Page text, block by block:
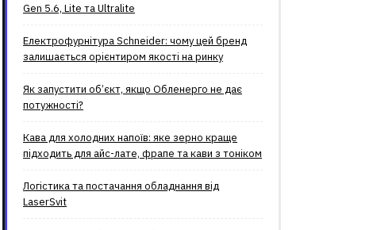
Gen 5.6, Lite та Ultralite
Електрофурнітура Schneider: чому цей бренд
залишається орієнтиром якості на ринку
Як запустити об’єкт, якщо Обленерго не дає
потужності?
Кава для холодних напоїв: яке зерно краще
підходить для айс-лате, фрапе та кави з тоніком
Логістика та постачання обладнання від
LaserSvit